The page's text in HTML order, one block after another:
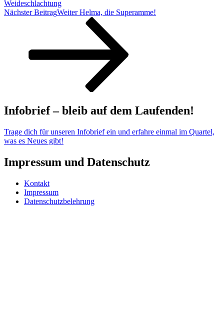
Weideschlachtung
Nächster BeitragWeiter Helma, die Superamme!
Infobrief – bleib auf dem Laufenden!
Trage dich für unseren Infobrief ein und erfahre einmal im Quartel,
was es Neues gibt!
Impressum und Datenschutz
Kontakt
Impressum
Datenschutzbelehrung